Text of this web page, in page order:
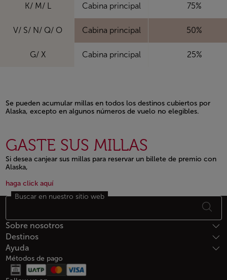
K/ M/ L Cabina principal 75%
V/ S/ N/ Q/ O Cabina principal 50%
G/ X Cabina principal 25%
Se pueden acumular millas en todos los destinos cubiertos por
Alaska, excepto en algunos números de vuelo no elegibles.
GASTE SUS MILLAS
Si desea canjear sus millas para reservar un billete de premio con
Alaska,
Open in a new window
haga click aquíOpen in a new window
Footer Mapa del sitio
Buscar en nuestro sitio web
Sobre nosotros
Destinos
Ayuda
Métodos de pago